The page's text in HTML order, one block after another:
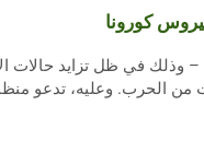
كورونا
– وذلك في ظل تزايد حالات
من خمس سنوات من الحرب. وعليه،